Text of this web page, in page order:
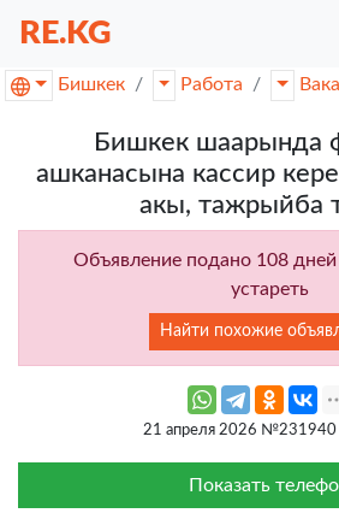
RE.KG
Бишкек Работа
Бишкек шаарында
ашканасына кассир
акы, тажрыйба
Объявление подано 108 дней
устареть
Найти похожие
21 апреля 2026 №231940
Показать